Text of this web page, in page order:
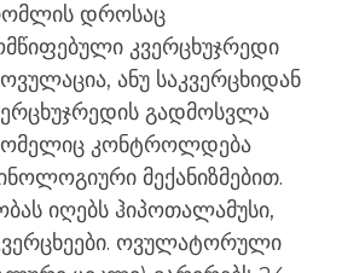
დროსაც
კვერცხუჯრედი
ანუ საკვერცხიდან
გადმოსვლა
კონტროლდება
მექანიზმებით.
იღებს ჰიპოთალამუსი,
ოვულატორული